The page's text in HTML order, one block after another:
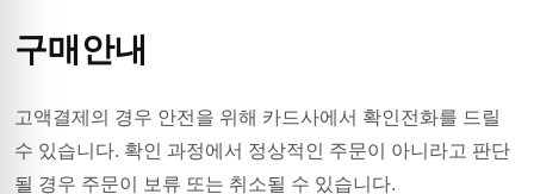
구매안내
고액결제의 경우 안전을 위해 카드사에서 확인전화를 드릴
수 있습니다. 확인 과정에서 정상적인 주문이 아니라고 판단
될 경우 주문이 보류 또는 취소될 수 있습니다.